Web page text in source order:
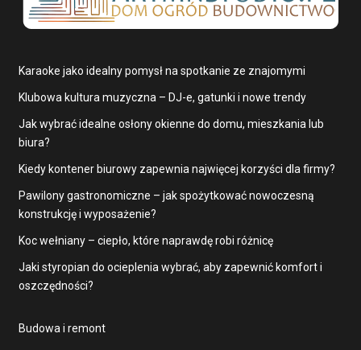
Karaoke jako idealny pomysł na spotkanie ze znajomymi
Klubowa kultura muzyczna – DJ-e, gatunki i nowe trendy
Jak wybrać idealne osłony okienne do domu, mieszkania lub
biura?
Kiedy kontener biurowy zapewnia najwięcej korzyści dla firmy?
Pawilony gastronomiczne – jak spożytkować nowoczesną
konstrukcję i wyposażenie?
Koc wełniany – ciepło, które naprawdę robi różnicę
Jaki styropian do ocieplenia wybrać, aby zapewnić komfort i
oszczędności?
Budowa i remont